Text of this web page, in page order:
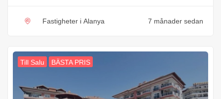
Fastigheter i Alanya 7 månader sedan
Till Salu BÄSTA PRIS